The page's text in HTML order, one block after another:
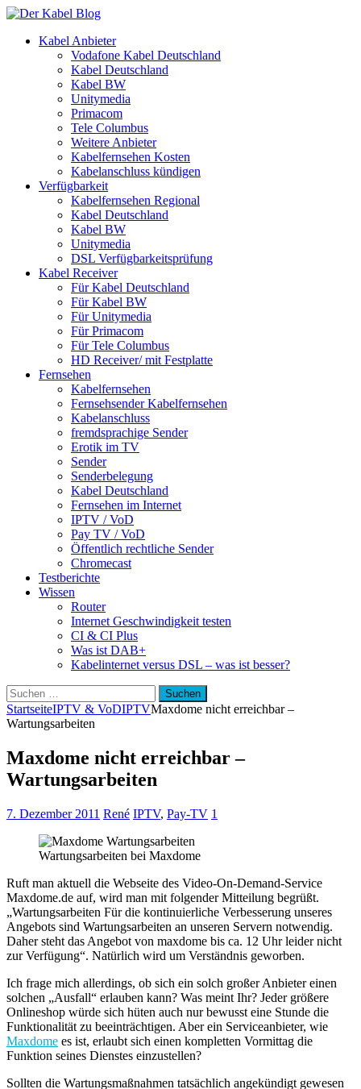
Kabel Anbieter
Vodafone Kabel Deutschland
Kabel Deutschland
Kabel BW
Unitymedia
Primacom
Tele Columbus
Weitere Anbieter
Kabelfernsehen Kosten
Kabelanschluss kündigen
Verfügbarkeit
Kabelfernsehen Regional
Kabel Deutschland
Kabel BW
Unitymedia
DSL Verfügbarkeitsprüfung
Kabel Receiver
Für Kabel Deutschland
Für Kabel BW
Für Unitymedia
Für Primacom
Für Tele Columbus
HD Receiver/ mit Festplatte
Fernsehen
Kabelfernsehen
Fernsehsender Kabelfernsehen
Kabelanschluss
fremdsprachige Sender
Erotik im TV
Sender
Senderbelegung
Kabel Deutschland
Fernsehen im Internet
IPTV / VoD
Pay TV / VoD
Öffentlich rechtliche Sender
Chromecast
Testberichte
Wissen
Router
Internet Geschwindigkeit testen
CI & CI Plus
Was ist DAB+
Kabelinternet versus DSL – was ist besser?
Suchen
nach:
StartseiteIPTV & VoDIPTVMaxdome nicht erreichbar –
Wartungsarbeiten
Maxdome nicht erreichbar –
Wartungsarbeiten
7. Dezember 2011 René IPTV, Pay-TV 1
Wartungsarbeiten bei Maxdome
Ruft man aktuell die Webseite des Video-On-Demand-Service
Maxdome.de auf, wird man mit folgender Mitteilung begrüßt.
„Wartungsarbeiten Für die kontinuierliche Verbesserung unseres
Angebots sind Wartungsarbeiten an unseren Servern notwendig.
Daher steht das Angebot von maxdome bis ca. 12 Uhr leider nicht
zur Verfügung“. Natürlich wird um Verständnis geworben.
Ich frage mich allerdings, ob sich ein solch großer Anbieter einen
solchen „Ausfall“ erlauben kann? Was meint Ihr? Jeder größere
Onlineshop würde sich hüten auch nur bewusst eine Stunde die
Funktionalität zu beeinträchtigen. Aber ein Serviceanbieter, wie
Maxdome es ist, erlaubt sich einen kompletten Vormittag die
Funktion seines Dienstes einzustellen?
Sollten die Wartungsmaßnahmen tatsächlich angekündigt gewesen